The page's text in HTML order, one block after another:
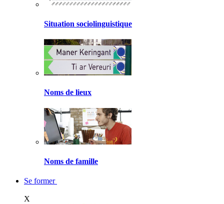
Situation sociolinguistique
Noms de lieux
Noms de famille
Se former
X